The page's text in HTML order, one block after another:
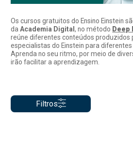
Os cursos gratuitos do Ensino Einstein
daAcademia Digital, no método Deep
reúne diferentes conteúdos produzidos
especialistas do Einstein para
Aprenda no seu ritmo, por meio de
irão facilitar a aprendizagem.
Filtros